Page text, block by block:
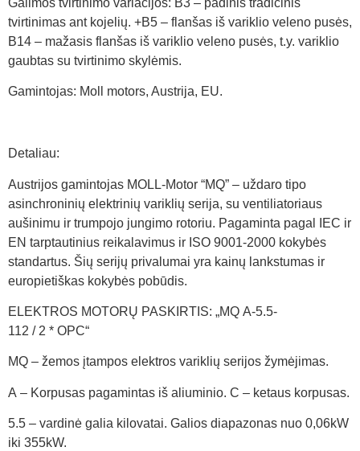
Galimos tvirtinimo variacijos: B3 – padinis tradicinis
tvirtinimas ant kojelių. +B5 – flanšas iš variklio veleno pusės,
B14 – mažasis flanšas iš variklio veleno pusės, t.y. variklio
gaubtas su tvirtinimo skylėmis.
Gamintojas: Moll motors, Austrija, EU.
Detaliau:
Austrijos gamintojas MOLL-Motor “MQ” – uždaro tipo
asinchroninių elektrinių variklių serija, su ventiliatoriaus
aušinimu ir trumpojo jungimo rotoriu. Pagaminta pagal IEC ir
EN tarptautinius reikalavimus ir ISO 9001-2000 kokybės
standartus. Šių serijų privalumai yra kainų lankstumas ir
europietiškas kokybės pobūdis.
ELEKTROS MOTORŲ PASKIRTIS: „MQ A-5.5-
112 / 2 * OPC“
MQ – žemos įtampos elektros variklių serijos žymėjimas.
A – Korpusas pagamintas iš aliuminio. C – ketaus korpusas.
5.5 – vardinė galia kilovatai. Galios diapazonas nuo 0,06kW
iki 355kW.